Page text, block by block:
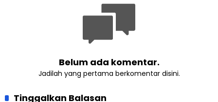
Belum ada komentar.
Jadilah yang pertama berkomentar disini.
Tinggalkan Balasan